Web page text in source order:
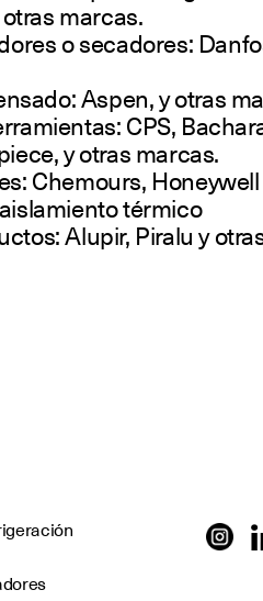
marcas.
o secadores:
Aspen, y otras
CPS,
y otras marcas.
Chemours,
térmico
Alupir, Piralu y